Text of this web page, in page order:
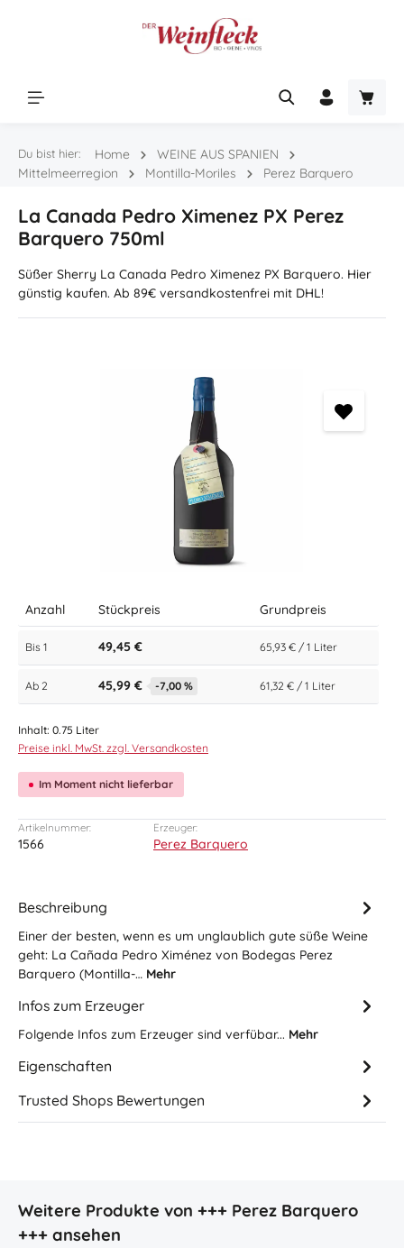
Du bist hier: Home
WEINE AUS SPANIEN
Mittelmeerregion
Montilla-Moriles Perez Barquero
La Canada Pedro Ximenez PX Perez
Barquero 750ml
Süßer Sherry La Canada Pedro Ximenez PX Barquero. Hier
günstig kaufen. Ab 89€ versandkostenfrei mit DHL!
Anzahl Stückpreis Grundpreis
Bis 1 49,45 € 65,93 € / 1 Liter
Ab 2 45,99 € -7,00 % 61,32 € / 1 Liter
Inhalt: 0.75 Liter
Preise inkl. MwSt. zzgl. Versandkosten
Im Moment nicht lieferbar
Artikelnummer:
1566
Erzeuger:
Perez Barquero
Beschreibung
Einer der besten, wenn es um unglaublich gute süße Weine
geht: La Cañada Pedro Ximénez von Bodegas Perez
Barquero (Montilla-… Mehr
Infos zum Erzeuger
Folgende Infos zum Erzeuger sind verfübar... Mehr
Eigenschaften
Trusted Shops Bewertungen
Produktgalerie überspringen
Weitere Produkte von +++ Perez Barquero
+++ ansehen